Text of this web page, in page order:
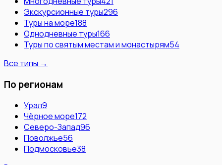
Экскурсионные туры296
Туры на море188
Однодневные туры166
Туры по святым местам и монастырям54
Все типы →
По регионам
Урал9
Чёрное море172
Северо-Запад96
Поволжье56
Подмосковье38